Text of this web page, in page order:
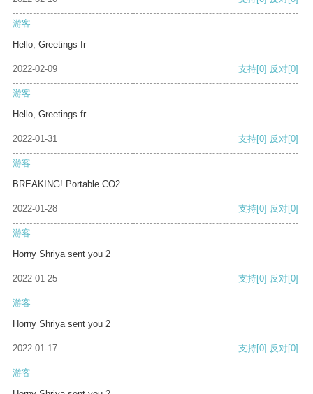
游客
Hello, Greetings fr
2022-02-09 支持[0] 反对[0]
游客
Hello, Greetings fr
2022-01-31 支持[0] 反对[0]
游客
BREAKING! Portable CO2
2022-01-28 支持[0] 反对[0]
游客
Horny Shriya sent you 2
2022-01-25 支持[0] 反对[0]
游客
Horny Shriya sent you 2
2022-01-17 支持[0] 反对[0]
游客